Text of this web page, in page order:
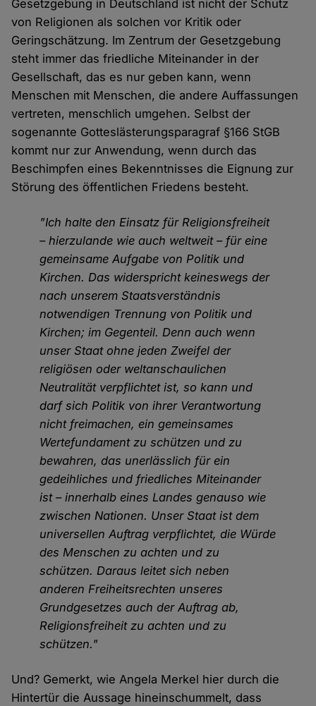
Gesetzgebung in Deutschland ist nicht der Schutz
von Religionen als solchen vor Kritik oder
Geringschätzung. Im Zentrum der Gesetzgebung
steht immer das friedliche Miteinander in der
Gesellschaft, das es nur geben kann, wenn
Menschen mit Menschen, die andere Auffassungen
vertreten, menschlich umgehen. Selbst der
sogenannte Gotteslästerungsparagraf §166 StGB
kommt nur zur Anwendung, wenn durch das
Beschimpfen eines Bekenntnisses die Eignung zur
Störung des öffentlichen Friedens besteht.
"Ich halte den Einsatz für Religionsfreiheit
– hierzulande wie auch weltweit – für eine
gemeinsame Aufgabe von Politik und
Kirchen. Das widerspricht keineswegs der
nach unserem Staatsverständnis
notwendigen Trennung von Politik und
Kirchen; im Gegenteil. Denn auch wenn
unser Staat ohne jeden Zweifel der
religiösen oder weltanschaulichen
Neutralität verpflichtet ist, so kann und
darf sich Politik von ihrer Verantwortung
nicht freimachen, ein gemeinsames
Wertefundament zu schützen und zu
bewahren, das unerlässlich für ein
gedeihliches und friedliches Miteinander
ist – innerhalb eines Landes genauso wie
zwischen Nationen. Unser Staat ist dem
universellen Auftrag verpflichtet, die Würde
des Menschen zu achten und zu
schützen. Daraus leitet sich neben
anderen Freiheitsrechten unseres
Grundgesetzes auch der Auftrag ab,
Religionsfreiheit zu achten und zu
schützen."
Und? Gemerkt, wie Angela Merkel hier durch die
Hintertür die Aussage hineinschummelt, dass